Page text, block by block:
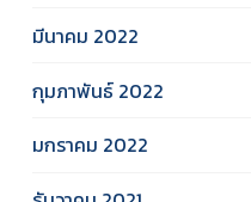
มีนาคม 2022
กุมภาพันธ์ 2022
มกราคม 2022